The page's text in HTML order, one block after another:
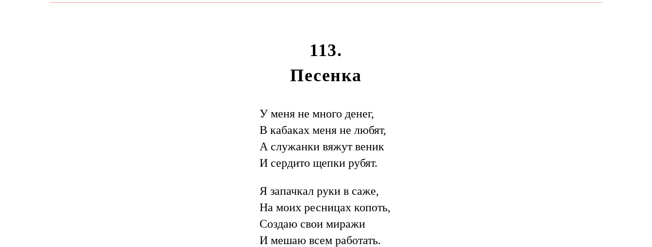
113.
Песенка
У меня не много денег,
В кабаках меня не любят,
А служанки вяжут веник
И сердито щепки рубят.
Я запачкал руки в саже,
На моих ресницах копоть,
Создаю свои миражи
И мешаю всем работать.